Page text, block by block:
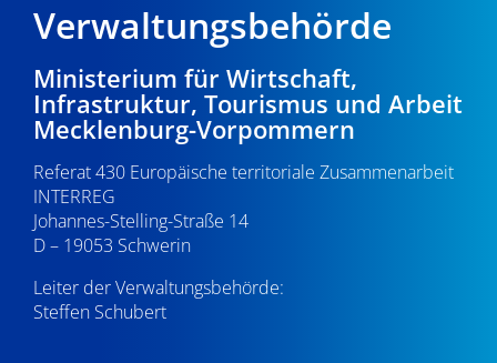
Verwaltungsbehörde
Ministerium für Wirtschaft,
Infrastruktur, Tourismus und Arbeit
Mecklenburg-Vorpommern
Referat 430 Europäische territoriale Zusammenarbeit
INTERREG
Johannes-Stelling-Straße 14
D – 19053 Schwerin
Leiter der Verwaltungsbehörde:
Steffen Schubert